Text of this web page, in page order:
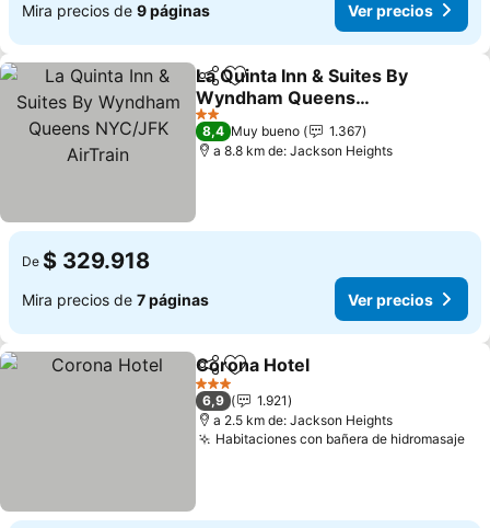
Mira precios de 9 páginas Ver precios
CompartirAgregar a favoritos
La Quinta Inn & Suites By
Wyndham Queens
NYC/JFK AirTrain
Ver precios
2 Estrellas
8,4 Muy bueno
1.367
a 8.8 km de: Jackson Heights
De $ 329.918
Mira precios de 7 páginas Ver precios
CompartirAgregar a favoritos
Corona Hotel
3 Estrellas
6,9
1.921
a 2.5 km de: Jackson Heights
Habitaciones con bañera de hidromasaje